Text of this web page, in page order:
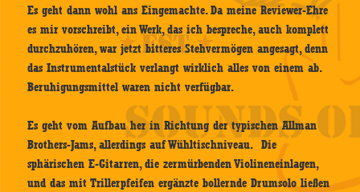
Es geht dann wohl ans Eingemachte. Da meine Reviewer-Ehre
es mir vorschreibt, ein Werk, das ich bespreche, auch komplett
durchzuhören, war jetzt bitteres Stehvermögen angesagt, denn
das Instrumentalstück verlangt wirklich alles von einem ab.
Beruhigungsmittel waren nicht verfügbar.
Es geht vom Aufbau her in Richtung der typischen Allman
Brothers-Jams, allerdings auf Wühltischniveau. Die
sphärischen E-Gitarren, die zermürbenden Violineneinlagen,
und das mit Trillerpfeifen ergänzte bollernde Drumsolo ließen